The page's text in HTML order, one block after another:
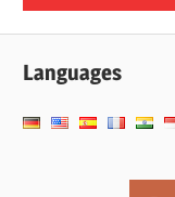
Languages